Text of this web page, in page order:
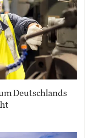
Deutschlands